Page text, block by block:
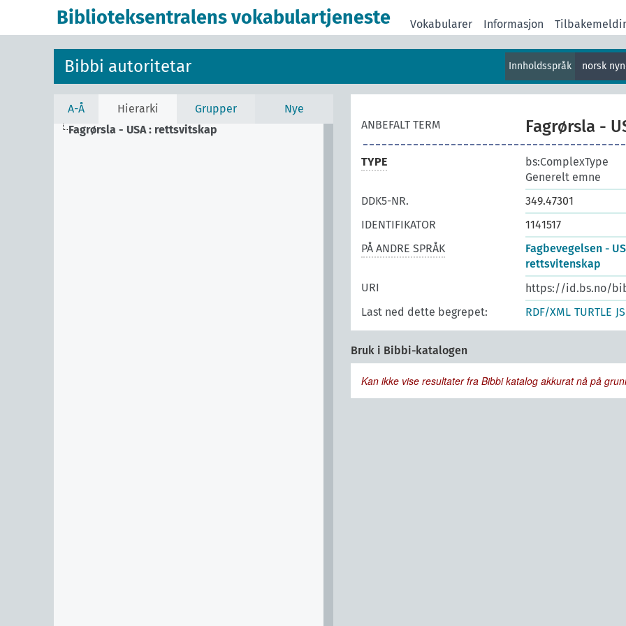
Biblioteksentralens vokabulartjeneste Vokabularer Informasjon
Bibbi autoritetar Innholdsspråk norsk
A-Å Hierarki Grupper
Nye
Fagrørsla - USA : rettsvitskap
ANBEFALT TERM Fagrørsla -
TYPE
bs:ComplexType
Generelt emne
DDK5-NR.
349.47301
IDENTIFIKATOR
1141517
PÅ ANDRE SPRÅK
Fagbevegelsen -
rettsvitenskap
URI
https://id.bs.no/
Last ned dette begrepet:
RDF/XML TURTLE
Bruk i Bibbi-katalogen
Kan ikke vise resultater fra Bibbi katalog akkurat nå på